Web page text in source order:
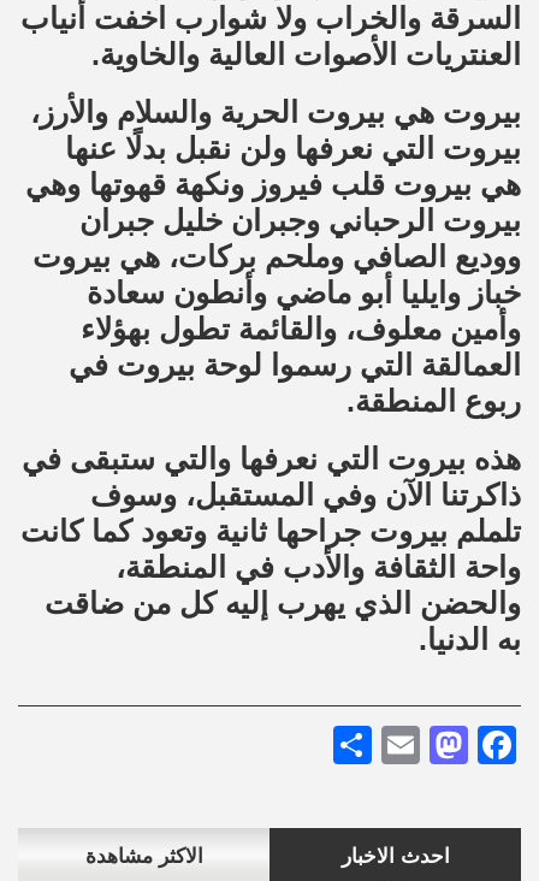
احدث الاخبار الاكثر مشاهدة
السرقة والخراب ولا شوارب اخفت أنياب
العنتريات الأصوات العالية والخاوية.
بيروت هي بيروت الحرية والسلام والأرز،
بيروت التي نعرفها ولن نقبل بدلًا عنها
هي بيروت قلب فيروز ونكهة قهوتها وهي
بيروت الرحباني وجبران خليل جبران
ووديع الصافي وملحم بركات، هي بيروت
خباز وايليا أبو ماضي وأنطون سعادة
وأمين معلوف، والقائمة تطول بهؤلاء
العمالقة التي رسموا لوحة بيروت في
ربوع المنطقة.
هذه بيروت التي نعرفها والتي ستبقى في
ذاكرتنا الآن وفي المستقبل، وسوف
تلملم بيروت جراحها ثانية وتعود كما كانت
واحة الثقافة والأدب في المنطقة،
والحضن الذي يهرب إليه كل من ضاقت
به الدنيا.
Facebook
Mastodon
Email